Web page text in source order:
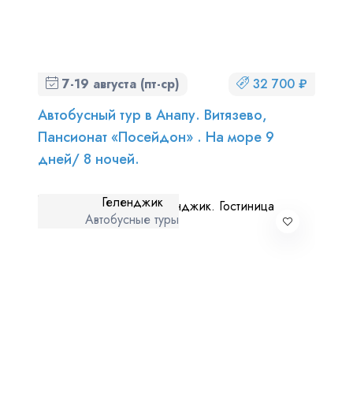
7-19 августа (пт-ср) 32 700 ₽
Автобусный тур в Анапу. Витязево,
Пансионат «Посейдон» . На море 9
дней/ 8 ночей.
Геленджик
Автобусные туры